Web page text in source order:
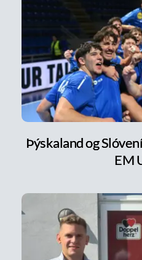
Þýskaland og
EM